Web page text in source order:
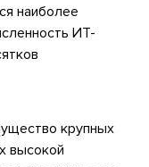
наиболее
ИТ-
крупных
высокой